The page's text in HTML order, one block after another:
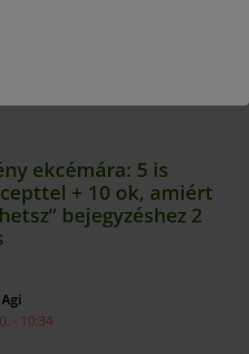
ekcémára: 5 is
+ 10 ok, amiért
bejegyzéshez 2
- 10:34